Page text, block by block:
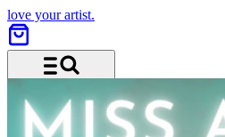
love your artist.